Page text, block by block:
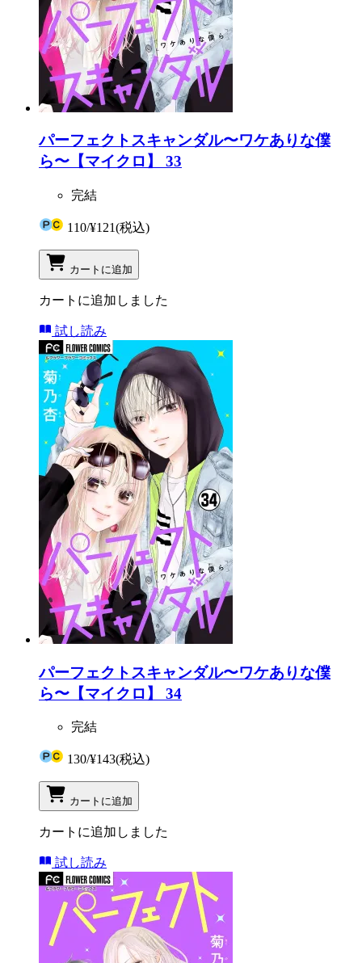
パーフェクトスキャンダル〜ワケありな僕
ら〜【マイクロ】 33
完結
110/¥121(税込)
カートに追加
カートに追加しました
試し読み
パーフェクトスキャンダル〜ワケありな僕
ら〜【マイクロ】 34
完結
130/¥143(税込)
カートに追加
カートに追加しました
試し読み